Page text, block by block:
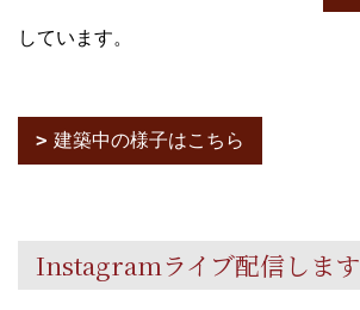
しています。
建築中の様子はこちら
Instagramライブ配信します